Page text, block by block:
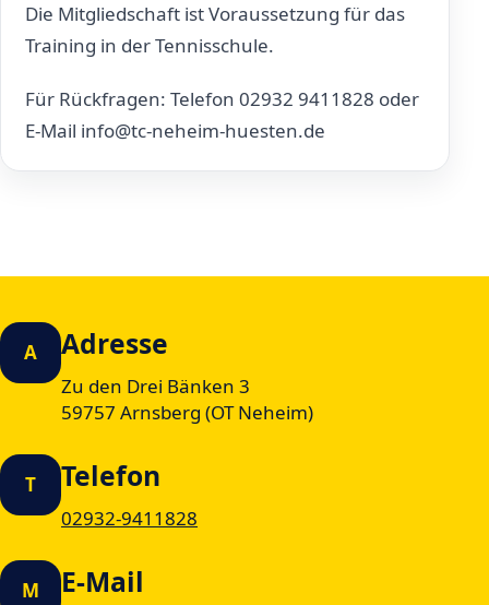
Die Mitgliedschaft ist Voraussetzung für das
Training in der Tennisschule.
Für Rückfragen: Telefon 02932 9411828 oder
E-Mail info@tc-neheim-huesten.de
A Adresse
Zu den Drei Bänken 3
59757 Arnsberg (OT Neheim)
T Telefon
02932-9411828
M E-Mail